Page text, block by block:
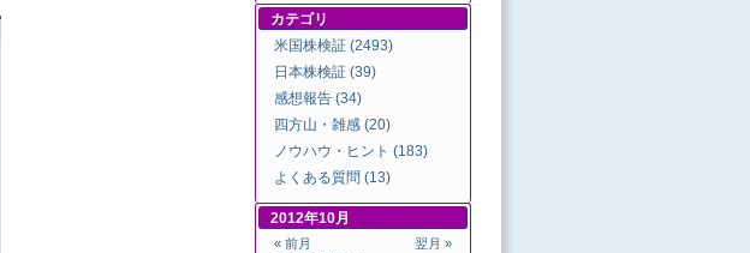
カテゴリ
米国株検証 (2493)
日本株検証 (39)
感想報告 (34)
四方山・雑感 (20)
ノウハウ・ヒント (183)
よくある質問 (13)
2012年10月
« 前月 翌月 »